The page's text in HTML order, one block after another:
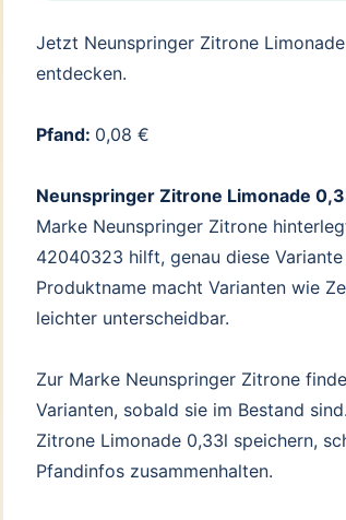
Jetzt Neunspringer Zitrone
entdecken.
Pfand: 0,08 €
Neunspringer Zitrone Limonade
Marke Neunspringer Zitrone
42040323 hilft, genau diese
Produktname macht Varianten wie
leichter unterscheidbar.
Zur Marke Neunspringer Zitrone
Varianten, sobald sie im Bestand
Zitrone Limonade 0,33l speichern,
Pfandinfos zusammenhalten.